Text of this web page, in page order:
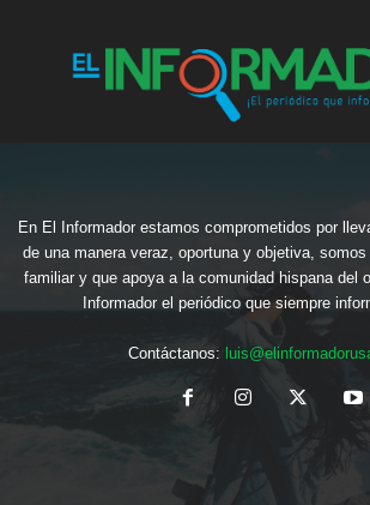
En El Informador estamos comprometidos por
de una manera veraz, oportuna y objetiva,
familiar y que apoya a la comunidad hispana del
Informador el periódico que siempre
Contáctanos: